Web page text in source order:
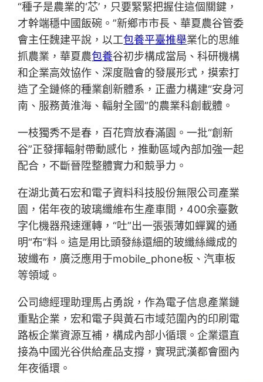
“種子是農業的‘芯’，只要緊緊把握住這個關鍵，
才幹端穩中國飯碗。”新鄉市市長、華夏農谷管委
會主任魏建平說，以工包養平臺推舉業化的思維
抓農業，華夏農包養谷初步構成當局、科研機構
和企業高效協作、深度融會的發展形式，摸索打
造了全鏈條的種業創新體系，正盡力構建“安身河
南、服務黃淮海、輻射全國”的農業科創載體。
一枝獨秀不是春，百花齊放春滿園。一批“創新
谷”正發揮輻射帶動感化，推動區域內部加強一起
配合，不斷晉陞整體實力和競爭力。
在湖北黃石宏和電子資料科技股份無限公司產業
園，偌年夜的玻璃纖維布生產車間，400余臺數
字化機器飛速運轉，“吐”出一張張薄如蟬翼的通
明“布”料。這是用比頭發絲還細的玻纖絲織成的
玻纖布，廣泛應用于mobile_phone板、汽車板
等領域。
公司總經理助理馬占勇說，作為電子信息產業鏈
重點企業，宏和電子與黃石市域范圍內的印刷電
路板企業資源互補，構成內部小循環。企業還直
接為中國光谷供給產品支撐，實現武漢都會圈內
年夜循環。